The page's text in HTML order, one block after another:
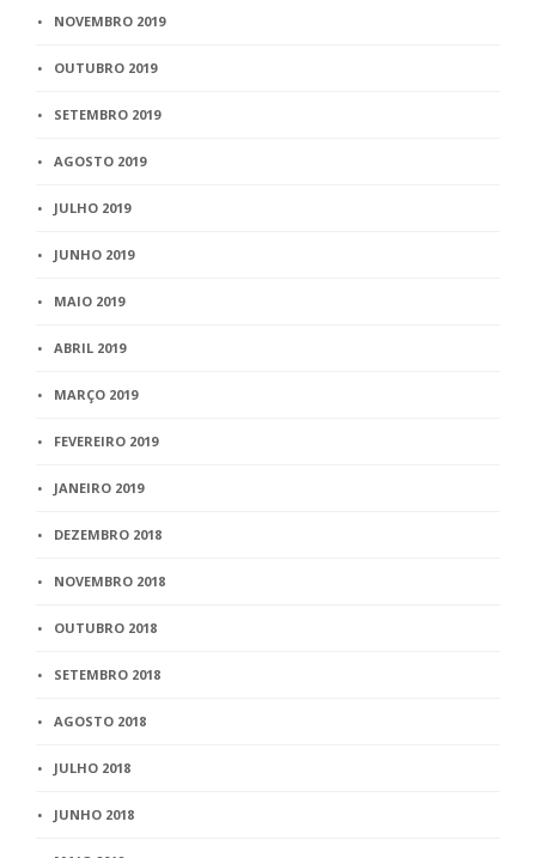
NOVEMBRO 2019
OUTUBRO 2019
SETEMBRO 2019
AGOSTO 2019
JULHO 2019
JUNHO 2019
MAIO 2019
ABRIL 2019
MARÇO 2019
FEVEREIRO 2019
JANEIRO 2019
DEZEMBRO 2018
NOVEMBRO 2018
OUTUBRO 2018
SETEMBRO 2018
AGOSTO 2018
JULHO 2018
JUNHO 2018